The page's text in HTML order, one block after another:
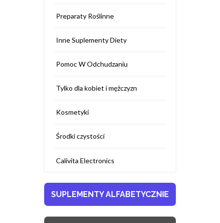
Preparaty Roślinne
Inne Suplementy Diety
Pomoc W Odchudzaniu
Tylko dla kobiet i mężczyzn
Kosmetyki
Środki czystości
Calivita Electronics
SUPLEMENTY ALFABETYCZNIE